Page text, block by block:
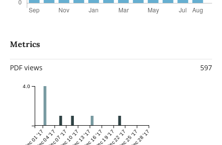
Metrics
PDF views 597
Dec 01 '17Dec 04 '17Dec 07 '17Dec 10 '17Dec 13 '17Dec 16 '17Dec 19 '17Dec 22 '17Dec 25 '17Dec 28 '17
4.0